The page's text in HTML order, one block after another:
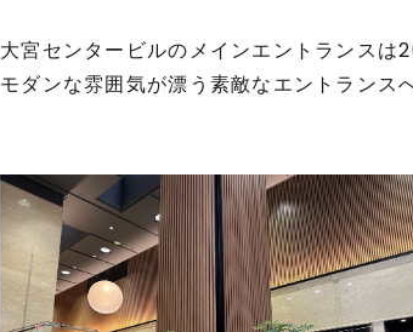
大宮センタービルのメインエントランスは
モダンな雰囲気が漂う素敵なエントランス